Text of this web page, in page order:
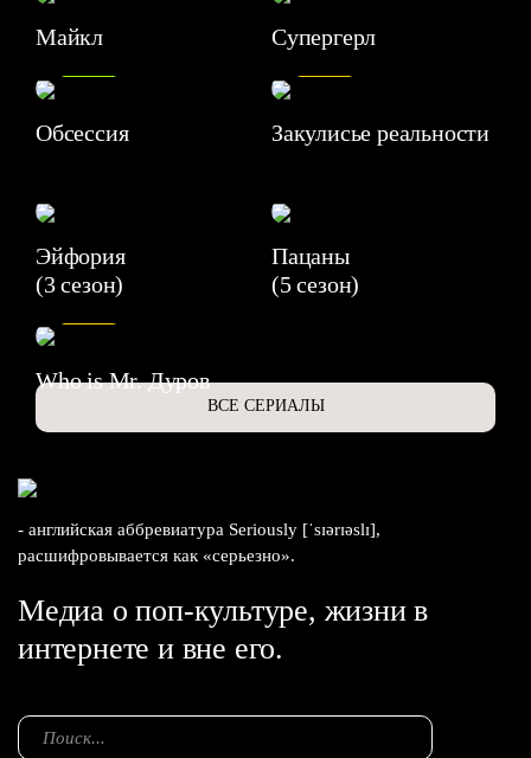
Майкл Супергерл
Обсессия
7.1
Закулисье реальности
Эйфория
(3 сезон)
Пацаны
(5 сезон)
Who is Mr. Дуров
ВСЕ СЕРИАЛЫ
- английская аббревиатура Seriously [ˈsɪərɪəslɪ],
расшифровывается как «серьезно».
Медиа о поп-культуре, жизни в
интернете и вне его.